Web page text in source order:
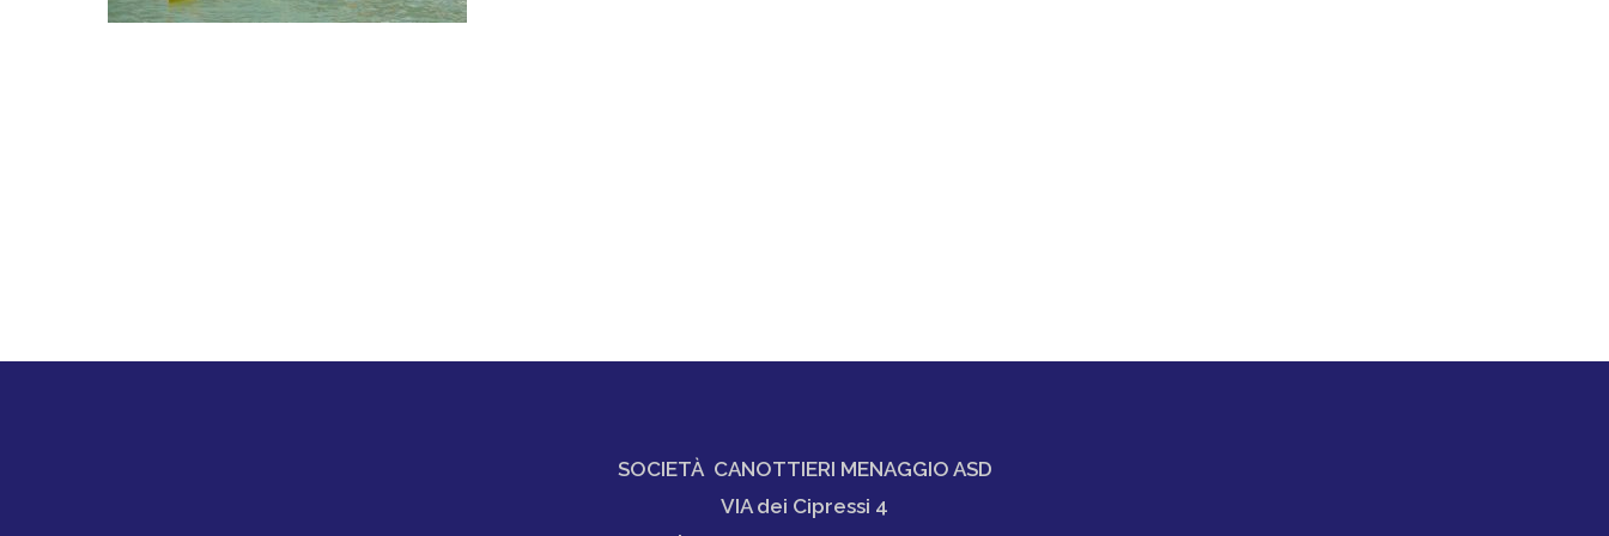
SOCIETÀ CANOTTIERI MENAGGIO ASD
VIA dei Cipressi 4